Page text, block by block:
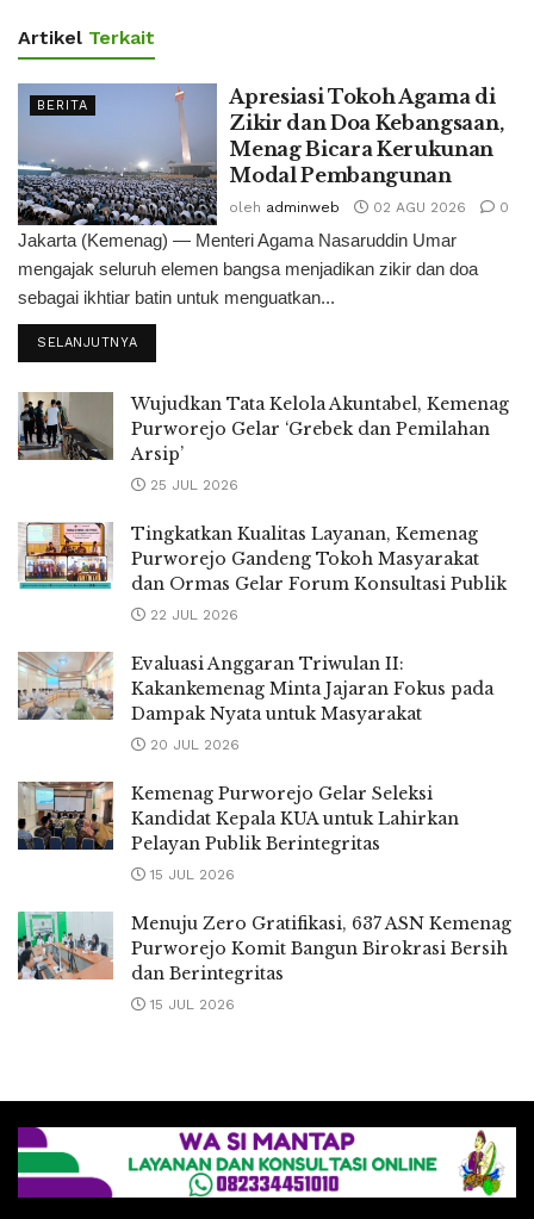
Artikel Terkait
BERITA
Apresiasi Tokoh Agama di
Zikir dan Doa Kebangsaan,
Menag Bicara Kerukunan
Modal Pembangunan
oleh adminweb 02 AGU 2026 0
Jakarta (Kemenag) — Menteri Agama Nasaruddin Umar
mengajak seluruh elemen bangsa menjadikan zikir dan doa
sebagai ikhtiar batin untuk menguatkan...
SELANJUTNYA
Wujudkan Tata Kelola Akuntabel, Kemenag
Purworejo Gelar ‘Grebek dan Pemilahan
Arsip’
25 JUL 2026
Tingkatkan Kualitas Layanan, Kemenag
Purworejo Gandeng Tokoh Masyarakat
dan Ormas Gelar Forum Konsultasi Publik
22 JUL 2026
Evaluasi Anggaran Triwulan II:
Kakankemenag Minta Jajaran Fokus pada
Dampak Nyata untuk Masyarakat
20 JUL 2026
Kemenag Purworejo Gelar Seleksi
Kandidat Kepala KUA untuk Lahirkan
Pelayan Publik Berintegritas
15 JUL 2026
Menuju Zero Gratifikasi, 637 ASN Kemenag
Purworejo Komit Bangun Birokrasi Bersih
dan Berintegritas
15 JUL 2026